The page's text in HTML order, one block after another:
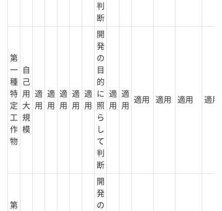
判
断
第
一
種
特
定
工
作
物
自
己
用
大
規
模
適
用
適
用
適
用
適
用
適
用
開
発
の
目
的
に
照
ら
し
て
判
断
適
用
適
用
適用 適用 適用 適用
第
開
発
の